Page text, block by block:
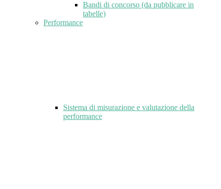
Bandi di concorso (da pubblicare in
tabelle)
Performance
Sistema di misurazione e valutazione della
performance